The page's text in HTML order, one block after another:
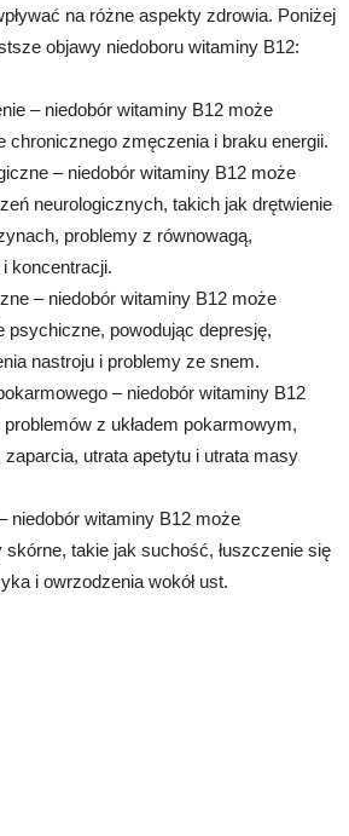
na różne aspekty zdrowia. Poniżej
objawy niedoboru witaminy B12:
– niedobór witaminy B12 może
chronicznego zmęczenia i braku energii.
– niedobór witaminy B12 może
neurologicznych, takich jak drętwienie
problemy z równowagą,
koncentracji.
– niedobór witaminy B12 może
psychiczne, powodując depresję,
nastroju i problemy ze snem.
– niedobór witaminy B12
z układem pokarmowym,
utrata apetytu i utrata masy
niedobór witaminy B12 może
takie jak suchość, łuszczenie się
i owrzodzenia wokół ust.